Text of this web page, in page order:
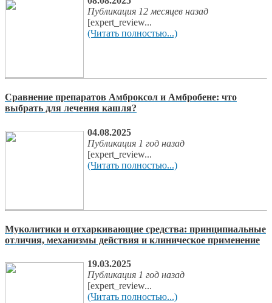
Публикация 12 месяцев назад
[expert_review...
(Читать полностью...)
Сравнение препаратов Амброксол и Амбробене: что
выбрать для лечения кашля?
04.08.2025
Публикация 1 год назад
[expert_review...
(Читать полностью...)
Муколитики и отхаркивающие средства: принципиальные
отличия, механизмы действия и клиническое применение
19.03.2025
Публикация 1 год назад
[expert_review...
(Читать полностью...)